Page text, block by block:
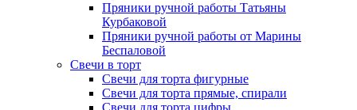
Пряники ручной работы Татьяны
Курбаковой
Пряники ручной работы от Марины
Беспаловой
Свечи в торт
Свечи для торта фигурные
Свечи для торта прямые, спирали
Свечи для торта цифры